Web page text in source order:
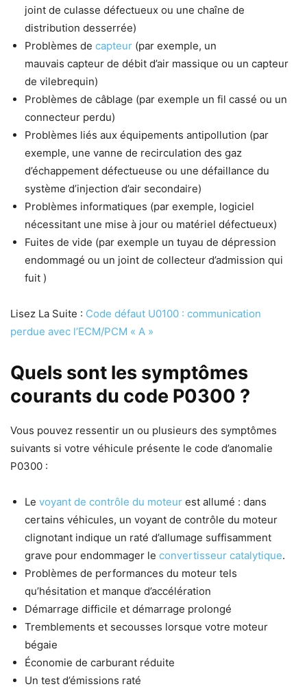
joint de culasse défectueux ou une chaîne de
distribution desserrée)
Problèmes de capteur (par exemple, un
mauvais capteur de débit d’air massique ou un capteur
de vilebrequin)
Problèmes de câblage (par exemple un fil cassé ou un
connecteur perdu)
Problèmes liés aux équipements antipollution (par
exemple, une vanne de recirculation des gaz
d’échappement défectueuse ou une défaillance du
système d’injection d’air secondaire)
Problèmes informatiques (par exemple, logiciel
nécessitant une mise à jour ou matériel défectueux)
Fuites de vide (par exemple un tuyau de dépression
endommagé ou un joint de collecteur d’admission qui
fuit )
Lisez La Suite : Code défaut U0100 : communication
perdue avec l’ECM/PCM « A »
Quels sont les symptômes
courants du code P0300 ?
Vous pouvez ressentir un ou plusieurs des symptômes
suivants si votre véhicule présente le code d’anomalie
P0300 :
Le voyant de contrôle du moteur est allumé : dans
certains véhicules, un voyant de contrôle du moteur
clignotant indique un raté d’allumage suffisamment
grave pour endommager le convertisseur catalytique.
Problèmes de performances du moteur tels
qu’hésitation et manque d’accélération
Démarrage difficile et démarrage prolongé
Tremblements et secousses lorsque votre moteur
bégaie
Économie de carburant réduite
Un test d’émissions raté